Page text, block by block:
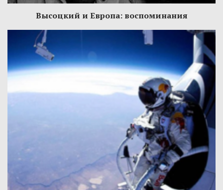
Высоцкий и Европа: воспоминания